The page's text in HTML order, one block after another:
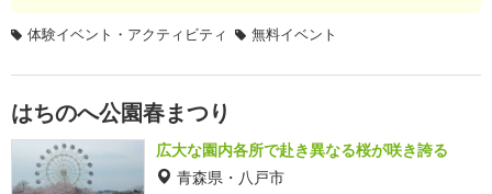
体験イベント・アクティビティ 無料イベント
はちのへ公園春まつり
広大な園内各所で赴き異なる桜が咲き誇る
青森県・八戸市